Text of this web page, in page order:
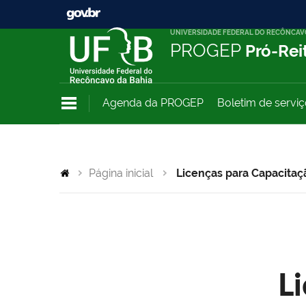
UNIVERSIDADE FEDERAL DO
PROGEP Pró-
Agenda da PROGEP Boletim de
Página inicial Licenças para